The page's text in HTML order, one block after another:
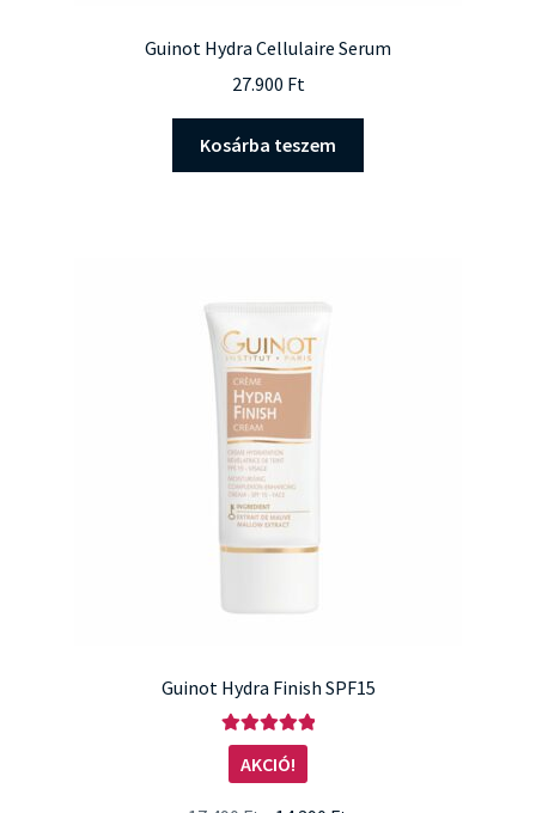
Guinot Hydra Cellulaire Serum
27.900 Ft
Kosárba teszem
Guinot Hydra Finish SPF15
Értékelés:
5.00/ 5
AKCIÓ!